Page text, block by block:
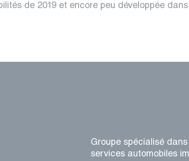
de 2019 et encore peu développée
Groupe spécialisé
services automobiles